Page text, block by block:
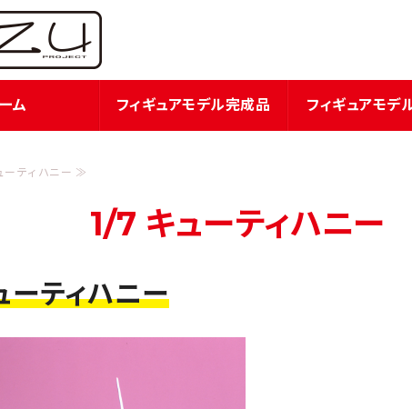
フィギュア・模型関連商
ム フィギュアモデル完成品 フィギュアモデ
ーティハニー ≫
1/7 キューティハニー
ーティハニー